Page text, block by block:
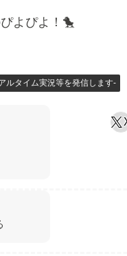
よぴよ！🐤
ルタイム実況等を発信します-